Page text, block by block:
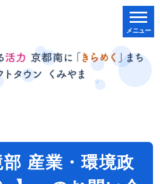
メニュー
部 産業・環境政